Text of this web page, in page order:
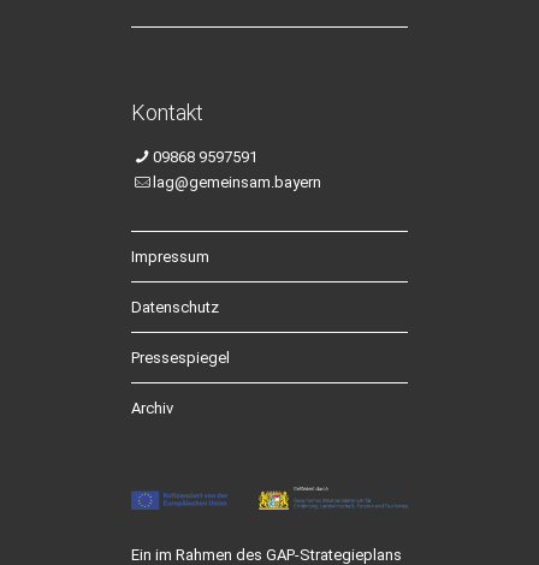
Kontakt
09868 9597591
lag@gemeinsam.bayern
Impressum
Datenschutz
Pressespiegel
Archiv
Ein im Rahmen des GAP-Strategieplans